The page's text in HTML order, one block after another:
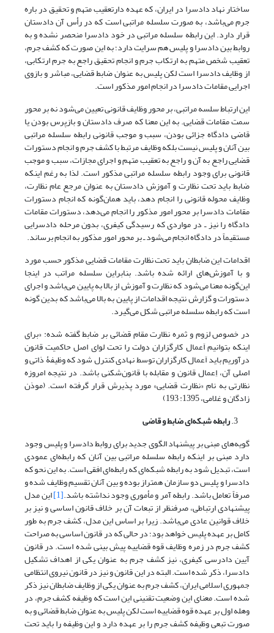
ساختار نهاد دادسرا در ایران، که عهده دارتعقیب متهم و تحقیق در باره
جرم می‌باشد، به صورت سلسله مراتبی است که در رأس آن دادستان
قرار دارد. این رابطه سلسله مراتبی در خود دادسرا منحصر نشده و به
روابط بین دادسرا و پلیس هم سرایت دارد؛ به این صورت که کشف جرم،
تعقیب شخص متهم به ارتکاب جرم و انجام تحقیق راجع به جرم ارتکابی،
از وظایف دادسرا است لکن پلیس به عنوان ضابط قضایی، مباشر و بازوی
اجرایی مقامات دادسرا در انجام امور مذکور است.
این ارتباط سلسه مراتبی، بر محور وظایف قانونی تعیین می‌شود نه بر محور
سمت مقامات قضایی. به این معنا که صرف دادستان و بازپرس بودن یا
قاضی دادگاه جزائی بودن، سبب و موجب قانونی رابطه سلسله مراتبی
بین آنان و پلیس نیست بلکه وظایف مرتبط با کشف جرم و انجام دستورات
قضایی راجع به آن و راجع به تعقیب متهم و اجرای مجازات، سبب و موجب
قانونی برای وجود رابطه سلسله مراتبی مذکور است. لذا به رغم اینکه
ضابط باید تحت نظارت و آموزش دادستان به عنوان مرجع عام نظارت،
وظایف محوله قانونی را انجام دهد، باید همان‌گونه که انجام دستورات
مقامات دادسرا بر محور امور مذکور را انجام می‌دهد، دستورات مقامات
دادگاه را نیز ـ در مواردی که رسیدگی کیفری، بدون مرحله دادسرایی
مستقیماً در دادگاه انجام می‌شود ـ بر محور امور مذکور به انجام برساند.
اقدامات این ضابطان باید تحت نظارت مقامات قضایی مذکور حسب مورد
و با آموزش‌های ارائه شده باشد. بنابراین سلسله مراتب در اینجا
این‌گونه معنا می‌شود که نظارت و آموزش از بالا به پایین می‌باشد و اجرای
دستورات و گزارش نتیجه اقدامات از پایین به بالا می‌باشد که بدین گونه
است که رابطه سلسله مراتبی شکل می‌گیرد.
در خصوص لزوم و ثمره نظارت مقام قضائی بر ضابط گفته شده: «برای
اینکه بتوانیم اَعمال کارگزاران دولت را تحت لوای اصل حاکمیت قانون
درآوریم باید اَعمال کارگزاران توسط نهادی کنترل شود که وظیفۀ ذاتی و
اصلی آن، اِعمال قانون و مقابله با قانون‌شکنی باشد. در نتیجه امروزه
نظارتی به نام «نظارت قضایی» مورد پذیرش قرار گرفته است. (موذن
زادگان و غلامی، 1395: 193)
رابطه شبکه‌ای ضابط و قاضی
گویه‌های مبنی بر پیشنهاد الگوی جدید برای روابط دادسرا و پلیس وجود
دارد مبنی بر اینکه رابطه سلسله مراتبی بین آنان که رابطه‌ای عمودی
است، تبدیل شود به رابطه شبکه‌ای که رابطه‌ای افقی است. به این نحو که
دادسرا و پلیس دو سازمان همتراز بوده و بین آنان تقسیم وظایف شده و
صرفاً تعامل باشد. رابطه آمر و مأموری وجود نداشته باشد.[1] این مدل
پیشنهادی ارتباطی، صرفنظر از تبعات آن بر خلاف قانون اساسی و نیز بر
خلاف قوانین عادی می‌باشد. زیرا بر اساس این مدل، کشف جرم به طور
کامل بر عهده پلیس خواهد بود؛ در حالی که در قانون اساسی به صراحت
کشف جرم در زمره وظایف قوه قضاییه پیش بینی شده است. در قانون
آیین دادرسی کیفری، نیز کشف جرم به عنوان یکی از اهداف تشکیل
دادسرا، ذکر شده است. البته در این قانون و نیز در قانون نیروی انتظامی
جمهوری اسلامی ایران، کشف جرم به عنوان یکی ازوظایف ضابطان نیز ذکر
شده است. معنای این وضعیت تقنینی این است که وظیفه کشف جرم، در
وهله اول بر عهده قوه قضاییه است لکن پلیس به عنوان ضابط قضائی و به
صورت تبعی وظیفه کشف جرم را بر عهده دارد و این وظیفه را باید تحت